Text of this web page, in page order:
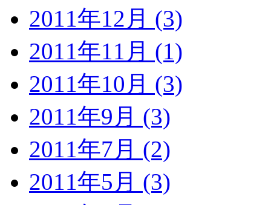
2011年12月 (3)
2011年11月 (1)
2011年10月 (3)
2011年9月 (3)
2011年7月 (2)
2011年5月 (3)